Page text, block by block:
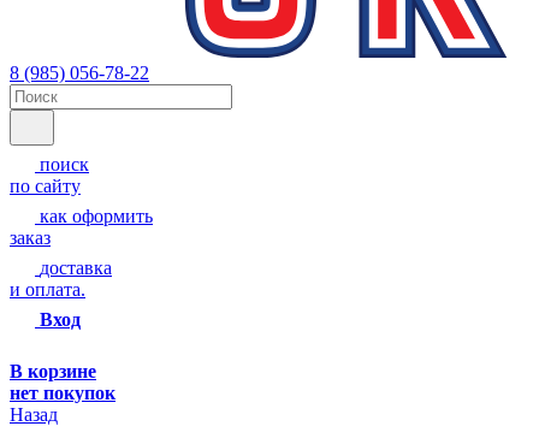
8 (985) 056-78-22
поиск
по сайту
как оформить
заказ
доставка
и оплата.
Вход
В корзине
нет покупок
Назад